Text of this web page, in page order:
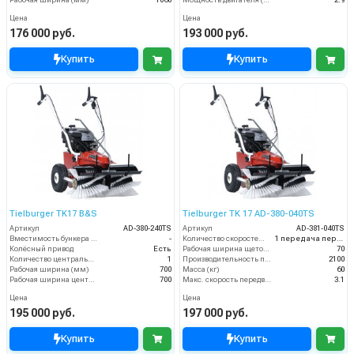
Цена
176 000 руб.
Купить
Цена
193 000 руб.
Купить
Tielburger TK17 B&S
Артикул
AD-380-240TS
-
Колёсный привод
Есть
1
Рабочая ширина (мм)
700
700
Цена
195 000 руб.
Купить
Tielburger TK 17 AD-380-040TS
Артикул
AD-381-040TS
70
2100
Масса (кг)
60
3.1
Цена
197 000 руб.
Купить